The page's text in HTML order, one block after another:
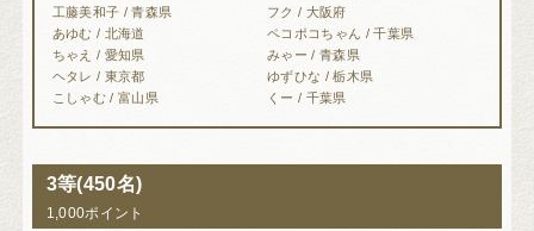
工藤美和子 / 青森県
フク / 大阪府
あゆむ / 北海道
ペコポコちゃん / 千葉県
ちゃえ / 愛知県
みゃー / 青森県
ヘタレ / 東京都
ゆずひな / 栃木県
こしゃむ / 富山県
くー / 千葉県
3等(450名)
1,000ポイント